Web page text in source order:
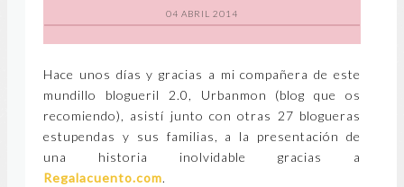
04 ABRIL 2014
Hace unos días y gracias a mi compañera de este
mundillo blogueril 2.0, Urbanmon (blog que os
recomiendo), asistí junto con otras 27 blogueras
estupendas y sus familias, a la presentación de
una historia inolvidable gracias a
Regalacuento.com.